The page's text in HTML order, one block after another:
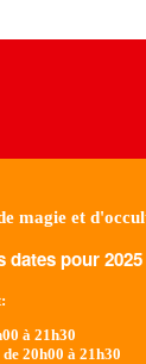
magie et
dates pour 2025
à 21h30
20h00 à 21h30